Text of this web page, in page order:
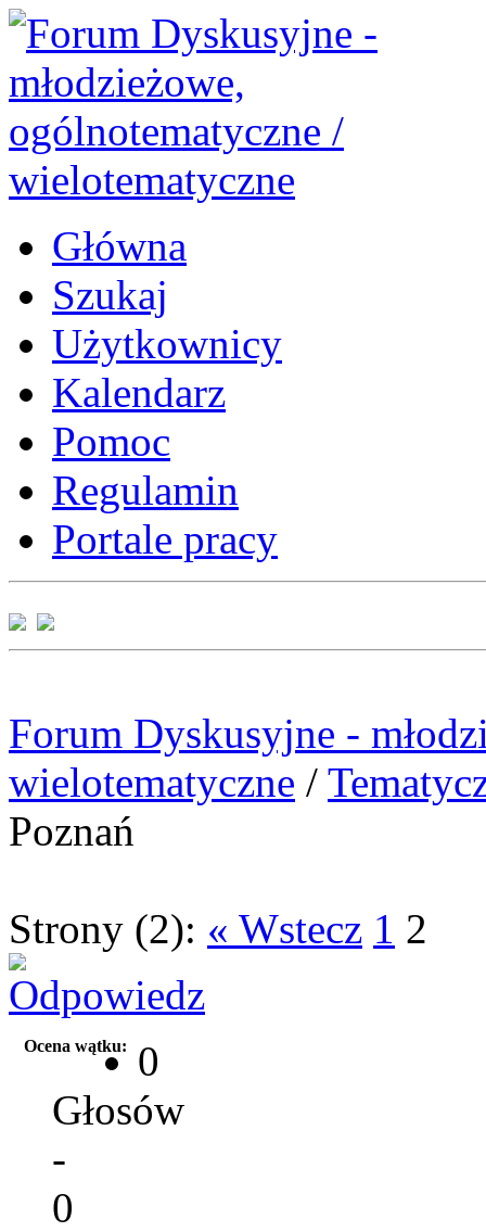
Główna
Szukaj
Użytkownicy
Kalendarz
Pomoc
Regulamin
Portale pracy
Forum Dyskusyjne -
wielotematyczne /
Poznań
Strony (2): « Wstecz 1 2
Ocena wątku:
0
Głosów
-
0